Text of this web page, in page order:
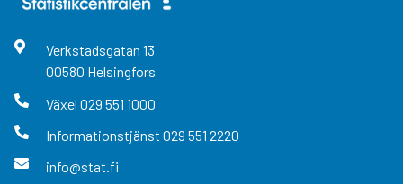
Verkstadsgatan 13
00580 Helsingfors
Växel 029 551 1000
Informationstjänst 029 551 2220
info@stat.fi